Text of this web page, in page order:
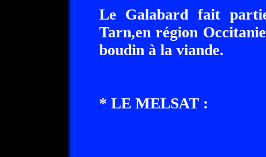
Le Galabard fait
Tarn,en région
boudin à la viande.
* LE MELSAT :